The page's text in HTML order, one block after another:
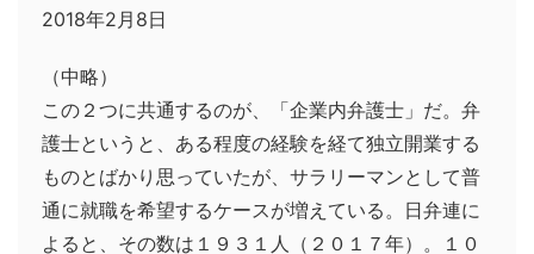
2018年2月8日
（中略）
この２つに共通するのが、「企業内弁護士」だ。弁
護士というと、ある程度の経験を経て独立開業する
ものとばかり思っていたが、サラリーマンとして普
通に就職を希望するケースが増えている。日弁連に
よると、その数は１９３１人（２０１７年）。１０